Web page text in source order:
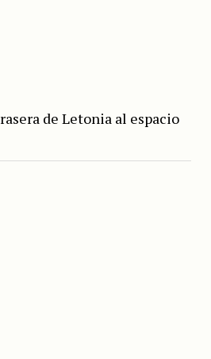
de Letonia al espacio